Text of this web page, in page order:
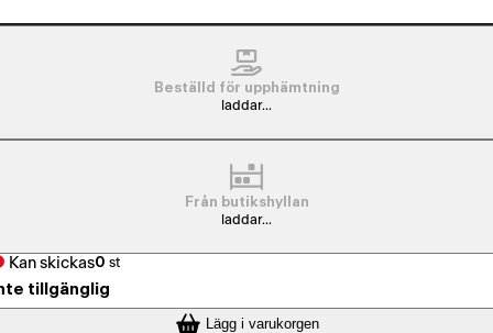
Beställd för upphämtning
laddar...
Från butikshyllan
laddar...
Kan skickas0 st
tillgänglig
Lägg i varukorgen